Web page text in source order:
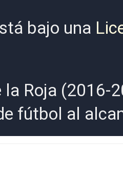
bajo una
la Roja (2016-
fútbol al